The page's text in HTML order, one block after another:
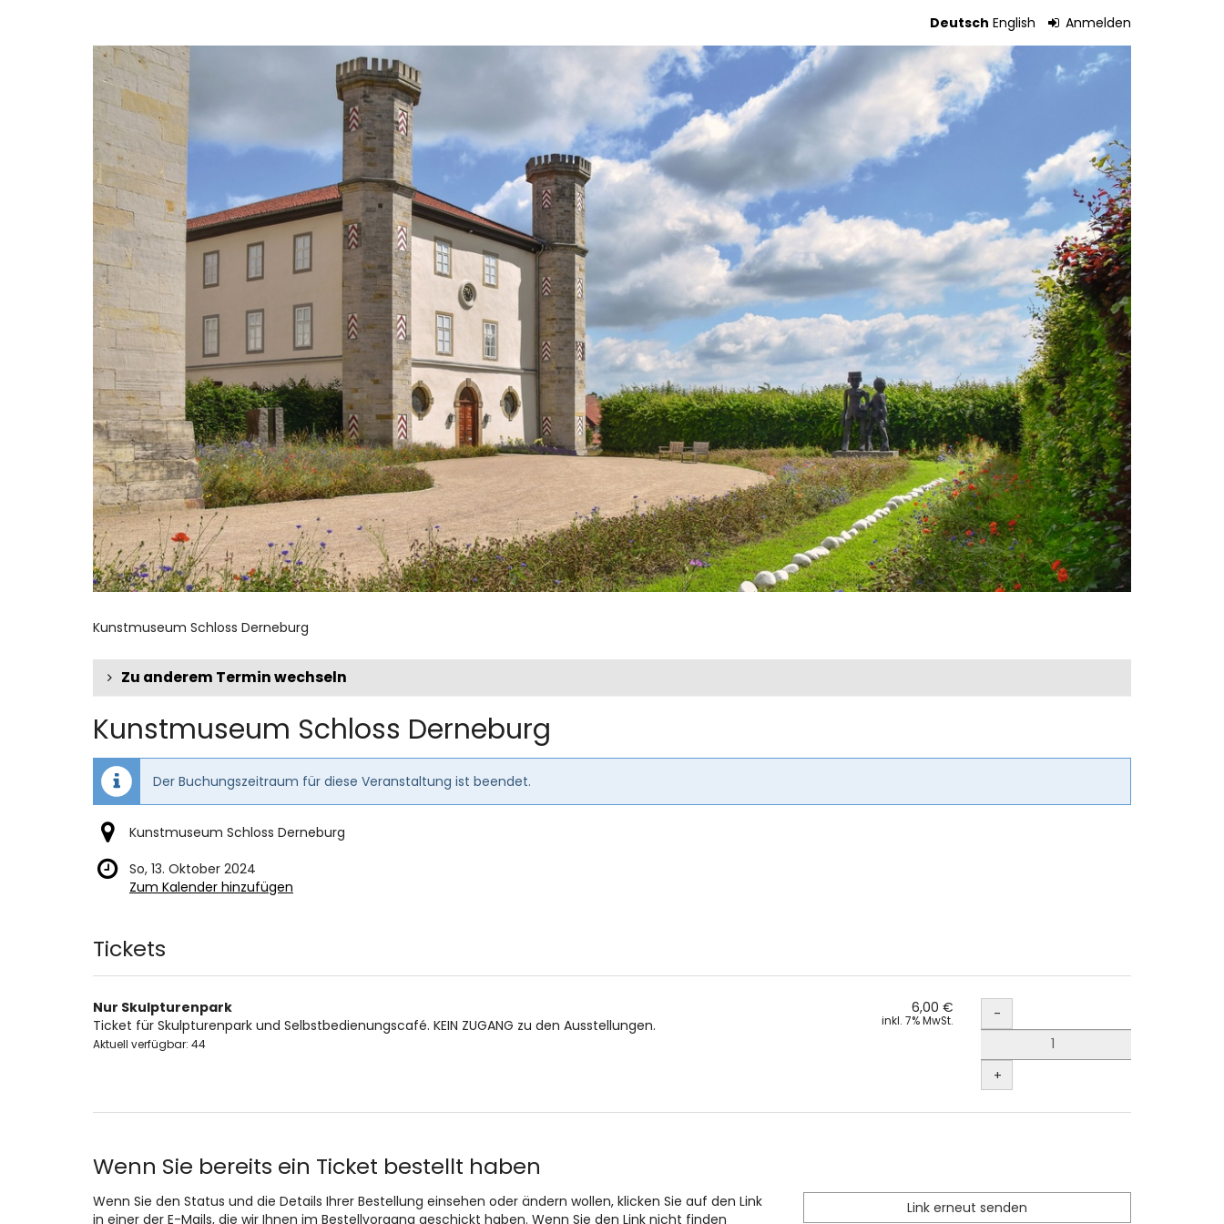
Deutsch English Anmelden
Tickets
Kunstmuseum Schloss Derneburg
Zu anderem Termin wechseln
Kunstmuseum Schloss Derneburg
Der Buchungszeitraum für diese Veranstaltung ist beendet.
Kunstmuseum Schloss Derneburg
So, 13. Oktober 2024
Zum Kalender hinzufügen
Produkte
Tickets
Nur Skulpturenpark
Ticket für Skulpturenpark und Selbstbedienungscafé. KEIN ZUGANG zu den Ausstellungen.
Aktuell verfügbar: 44
6,00 €
inkl. 7% MwSt. Menge
-
+
Wenn Sie bereits ein Ticket bestellt haben
Wenn Sie den Status und die Details Ihrer Bestellung einsehen oder ändern wollen, klicken Sie auf den Link
in einer der E-Mails, die wir Ihnen im Bestellvorgang geschickt haben. Wenn Sie den Link nicht finden
Link erneut senden